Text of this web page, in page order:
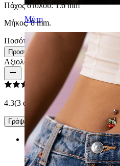
Μύτη
Πάχος στύλου:1.6 mm
Μήκος:8 mm.
Ποσότητα: 1
Προσθήκη στο καλάθι
Αξιολογήσεις προϊόντος
4.3(3 αξιολογήσεις)
Γράψε μία κριτική
Rating